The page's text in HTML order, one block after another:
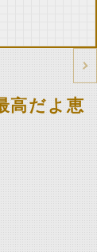
高だよ恵